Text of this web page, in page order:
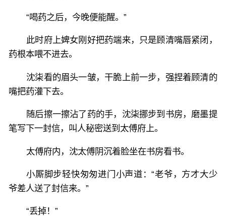
“喝药之后，今晚便能醒。”
此时府上婢女刚好把药端来，只是顾清嘴唇紧闭，
药根本喂不进去。
沈柒看的眉头一皱，干脆上前一步，强捏着顾清的
嘴把药灌下去。
随后擦一擦沾了药的手，沈柒挪步到书房，磨墨提
笔写下一封信，叫人秘密送到太傅府上。
太傅府内，沈太傅阴沉着脸坐在书房看书。
小厮脚步轻快匆匆进门小声道：“老爷，方才大少
爷差人送了封信来。”
“丢掉！”